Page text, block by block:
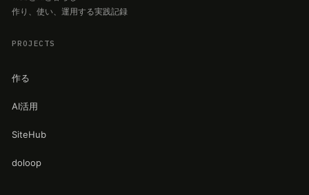
作り、使い、運用する実践記録
PROJECTS
作る
AI活用
SiteHub
doloop